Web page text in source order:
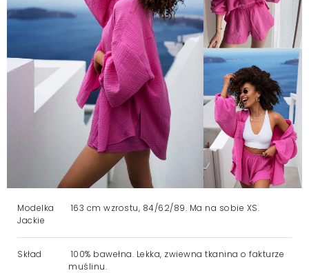
Modelka
Jackie
163 cm wzrostu, 84/62/89. Ma na sobie XS.
Skład
100% bawełna. Lekka, zwiewna tkanina o fakturze
muślinu.